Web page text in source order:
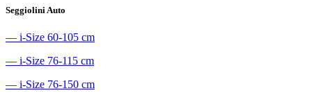
Seggiolini Auto
― i-Size 60-105 cm
― i-Size 76-115 cm
― i-Size 76-150 cm